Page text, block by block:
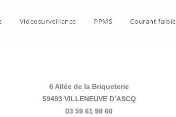
Videosurveillance PPMS Courant faible
6 Allée de la Briqueterie
59493 VILLENEUVE D’ASCQ
03 59 61 98 60